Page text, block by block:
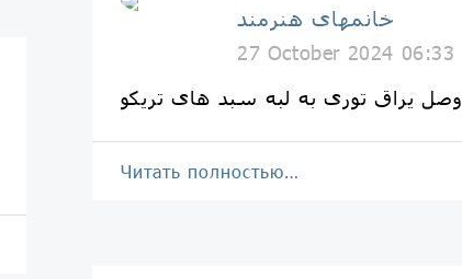
خانمهای هنرمند
27 October 2024 06:33
وصل یراق توری به لبه سبد های تریکو
Читать полностью…